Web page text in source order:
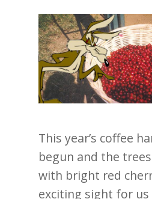
This year’s coffee
begun and the
with bright red
exciting sight for us